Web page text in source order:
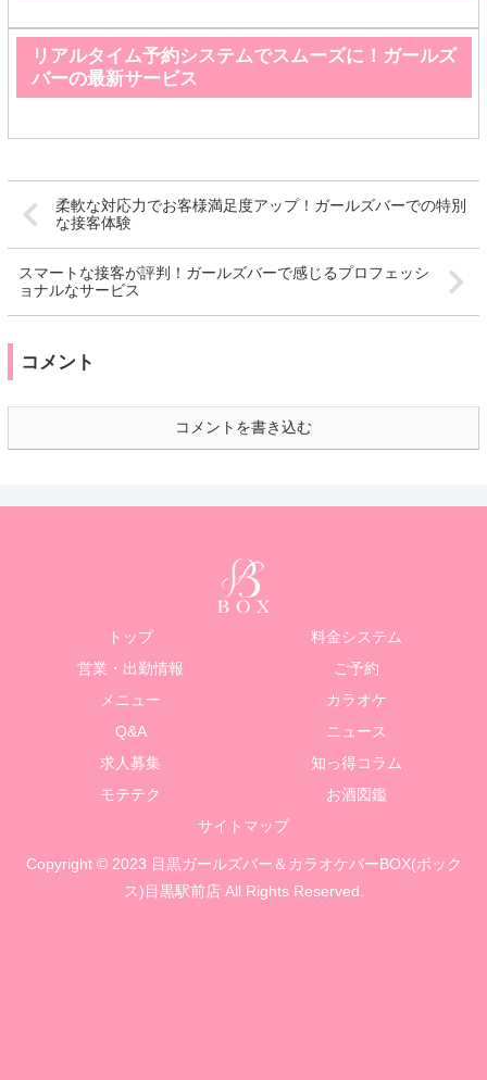
リアルタイム予約システムでスムーズに！ガールズ
バーの最新サービス
柔軟な対応力でお客様満足度アップ！ガールズバーでの特別
な接客体験
スマートな接客が評判！ガールズバーで感じるプロフェッシ
ョナルなサービス
コメント
コメントを書き込む
トップ
料金システム
営業・出勤情報
ご予約
メニュー
カラオケ
Q&A
ニュース
求人募集
知っ得コラム
モテテク
お酒図鑑
サイトマップ
Copyright © 2023 目黒ガールズバー＆カラオケバーBOX(ボック
ス)目黒駅前店 All Rights Reserved.